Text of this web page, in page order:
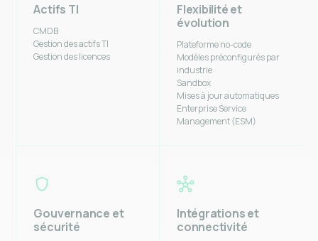
Actifs TI
CMDB
Gestion des actifs TI
Gestion des licences
Flexibilité et
évolution
Plateforme no-code
Modèles préconfigurés par
industrie
Sandbox
Mises à jour automatiques
Enterprise Service
Management (ESM)
Gouvernance et
sécurité
Intégrations et
connectivité